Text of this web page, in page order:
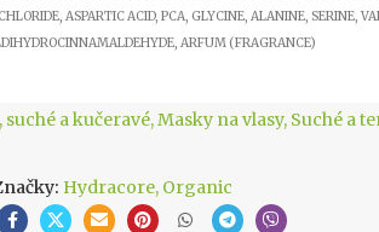
ASPARTIC ACID, PCA, GLYCINE, ALANINE, SERINE,
ARFUM (FRAGRANCE)
suché a kučeravé,Masky na vlasy, Suché a
Hydracore, Organic